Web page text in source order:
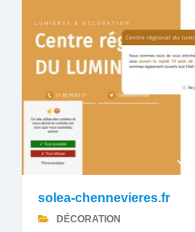
solea-chennevieres.fr
DÉCORATION